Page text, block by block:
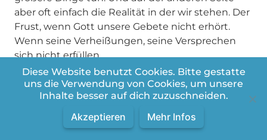
aber oft einfach die Realität in der wir stehen. Der
Frust, wenn Gott unsere Gebete nicht erhört.
Wenn seine Verheißungen, seine Versprechen
sich nicht erfüllen.
Ein Thema, dass mich momentan selber sehr
beschäftigt!
Diese Website benutzt Cookies. Bitte gestatte
uns die Verwendung von Cookies, um unsere
Inhalte besser auf dich zuzuschneiden.
Akzeptieren Mehr Infos